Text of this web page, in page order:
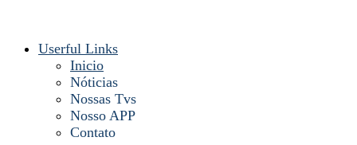
Userful Links
Inicio
Nóticias
Nossas Tvs
Nosso APP
Contato